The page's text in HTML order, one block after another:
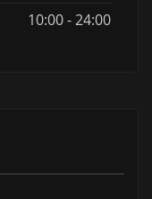
10:00 - 24:00